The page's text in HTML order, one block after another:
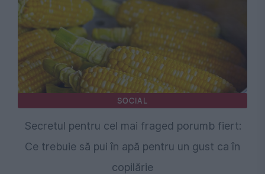
SOCIAL
Secretul pentru cel mai fraged porumb fiert:
Ce trebuie să pui în apă pentru un gust ca în
copilărie